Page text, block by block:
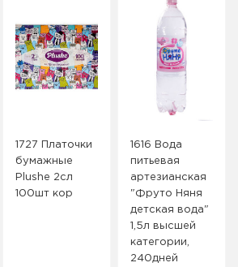
1727 Платочки
бумажные
Plushe 2сл
100шт кор
1616 Вода
питьевая
артезианская
"Фруто Няня
детская вода"
1,5л высшей
категории,
240дней